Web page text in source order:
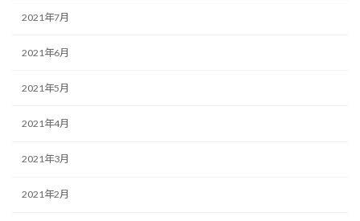
2021年7月
2021年6月
2021年5月
2021年4月
2021年3月
2021年2月